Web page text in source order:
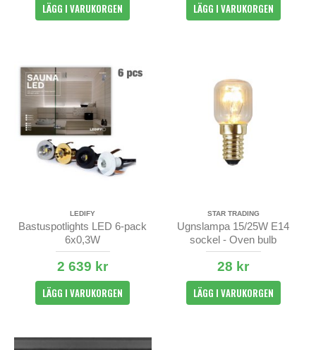
LÄGG I VARUKORGEN LÄGG I VARUKORGEN
LEDIFY
Bastuspotlights LED 6-pack
6x0,3W
2 639 kr
LÄGG I VARUKORGEN
STAR TRADING
Ugnslampa 15/25W E14
sockel - Oven bulb
28 kr
LÄGG I VARUKORGEN